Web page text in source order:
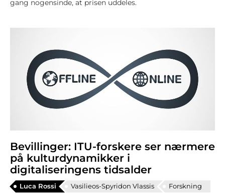
gang nogensinde, at prisen uddeles.
Bevillinger: ITU-forskere ser nærmere
på kulturdynamikker i
digitaliseringens tidsalder
Luca Rossi Vasilieos-Spyridon Vlassis
Forskning